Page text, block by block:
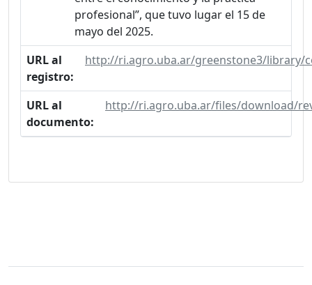
profesional”, que tuvo lugar el 15 de
mayo del 2025.
URL al
registro:
http://ri.agro.uba.ar/greenstone3/library/
URL al
documento:
http://ri.agro.uba.ar/files/download/